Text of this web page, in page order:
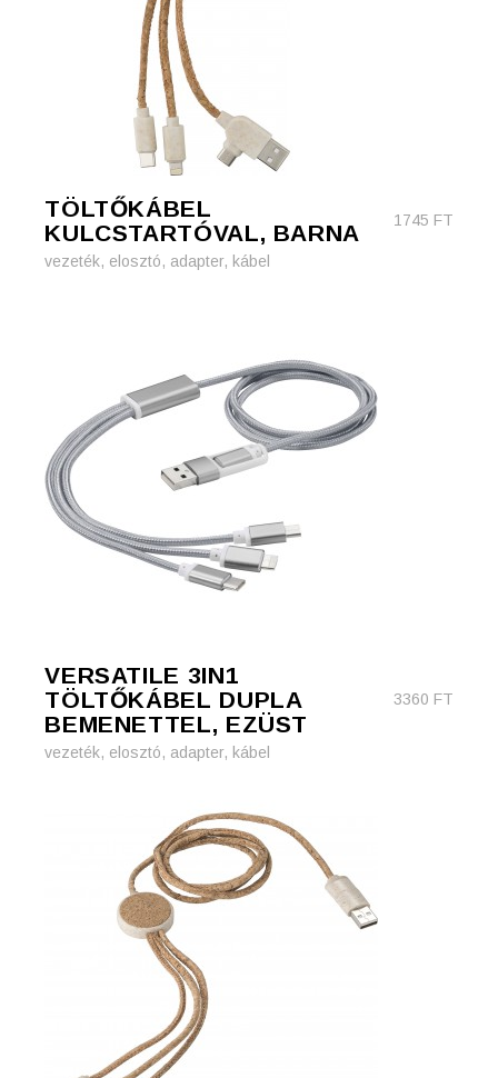
TÖLTŐKÁBEL
KULCSTARTÓVAL, BARNA
1745 FT
vezeték, elosztó, adapter, kábel
VERSATILE 3IN1
TÖLTŐKÁBEL DUPLA
BEMENETTEL, EZÜST
3360 FT
vezeték, elosztó, adapter, kábel